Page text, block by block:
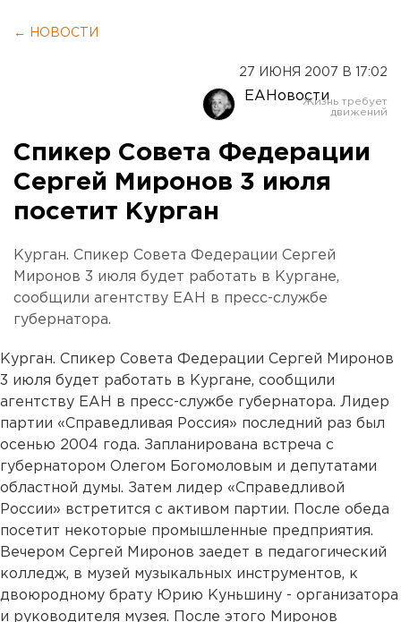
← НОВОСТИ
27 ИЮНЯ 2007 В 17:02
ЕАНовости
Спикер Совета Федерации
Сергей Миронов 3 июля
посетит Курган
Курган. Спикер Совета Федерации Сергей
Миронов 3 июля будет работать в Кургане,
сообщили агентству ЕАН в пресс-службе
губернатора.
Курган. Спикер Совета Федерации Сергей Миронов
3 июля будет работать в Кургане, сообщили
агентству ЕАН в пресс-службе губернатора. Лидер
партии «Справедливая Россия» последний раз был
осенью 2004 года. Запланирована встреча с
губернатором Олегом Богомоловым и депутатами
областной думы. Затем лидер «Справедливой
России» встретится с активом партии. После обеда
посетит некоторые промышленные предприятия.
Вечером Сергей Миронов заедет в педагогический
колледж, в музей музыкальных инструментов, к
двоюродному брату Юрию Куньшину - организатора
и руководителя музея. После этого Миронов